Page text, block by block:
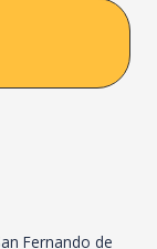
Fernando de